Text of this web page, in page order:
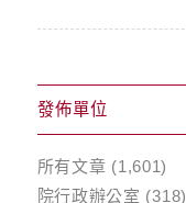
發佈單位
所有文章 (1,601)
院行政辦公室 (318)